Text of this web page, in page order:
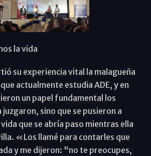
la vida
su experiencia vital la malagueña
actualmente estudia ADE, y en
un papel fundamental los
juzgaron, sino que se pusieron a
que se abría paso mientras ella
«Los llamé para contarles que
y me dijeron: "no te preocupes,